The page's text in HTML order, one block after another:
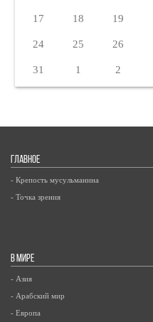
17 18 19
24 25 26
31 1 2
ГЛАВНОЕ
- Крепость мусульманина
- Точка зрения
В МИРЕ
- Азия
- Арабский мир
- Европа